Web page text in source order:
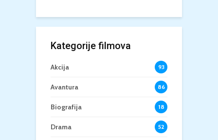
Kategorije filmova
Akcija 93
Avantura 86
Biografija 18
Drama 52